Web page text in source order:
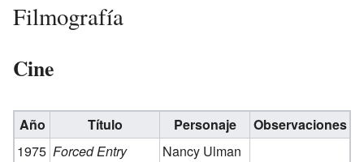
Filmografía
Cine
Año Título Personaje
Observaciones
1975 Forced Entry
Nancy Ulman